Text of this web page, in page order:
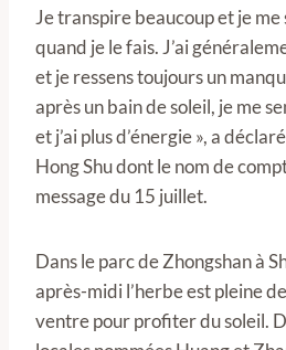
Je transpire beaucoup et je me
quand je le fais. J’ai
et je ressens toujours un
après un bain de soleil, je me
et j’ai plus d’énergie », a
Hong Shu dont le nom de
message du 15 juillet.
Dans le parc de Zhongshan à
après-midi l’herbe est pleine
ventre pour profiter du soleil.